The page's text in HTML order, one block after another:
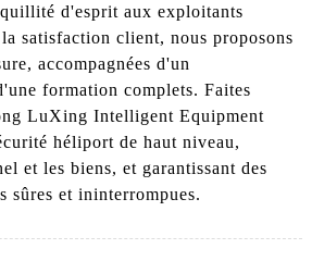
d'esprit aux exploitants
satisfaction client, nous proposons
accompagnées d'un
formation complets. Faites
LuXing Intelligent Equipment
héliport de haut niveau,
et les biens, et garantissant des
sûres et ininterrompues.